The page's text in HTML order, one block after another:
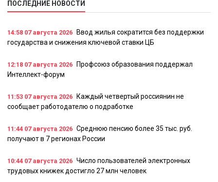
ПОСЛЕДНИЕ НОВОСТИ
14:58 07 августа 2026
Ввод жилья сократится без поддержки
государства и снижения ключевой ставки ЦБ
12:18 07 августа 2026
Профсоюз образования поддержал
Интеллект-форум
11:53 07 августа 2026
Каждый четвертый россиянин не
сообщает работодателю о подработке
11:44 07 августа 2026 Среднюю пенсию более 35 тыс. руб.
получают в 7 регионах России
10:44 07 августа 2026 Число пользователей электронных
трудовых книжек достигло 27 млн человек